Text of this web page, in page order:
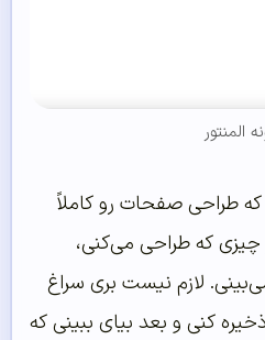
المنتور
که طراحی صفحات رو کاملاً
چیزی که طراحی می‌کنی،
لازم نیست بری سراغ
کنی و بعد بیای ببینی که